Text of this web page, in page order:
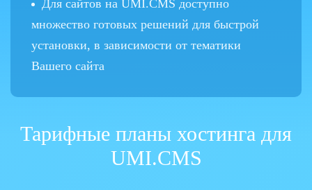
Для сайтов на UMI.CMS доступно
множество готовых решений для быстрой
установки, в зависимости от тематики
Вашего сайта
Тарифные планы хостинга для
UMI.CMS